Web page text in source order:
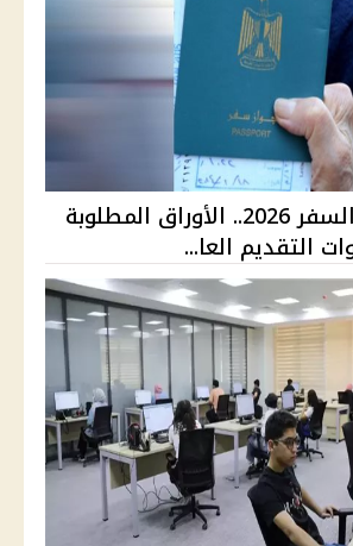
استخراج جواز السفر 2026.. الأوراق المطلوبة
التقديم العا...